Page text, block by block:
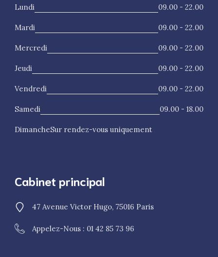
Lundi 09.00 - 22.00
Mardi 09.00 - 22.00
Mercredi 09.00 - 22.00
Jeudi 09.00 - 22.00
Vendredi 09.00 - 22.00
Samedi 09.00 - 18.00
DimancheSur rendez-vous uniquement
Cabinet principal
47 Avenue Victor Hugo, 75016 Paris
Appelez-Nous : 01 42 85 73 96